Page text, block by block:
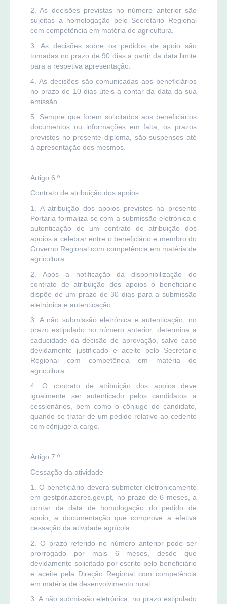
2. As decisões previstas no número anterior são
sujeitas a homologação pelo Secretário Regional
com competência em matéria de agricultura.
3. As decisões sobre os pedidos de apoio são
tomadas no prazo de 90 dias a partir da data limite
para a respetiva apresentação.
4. As decisões são comunicadas aos beneficiários
no prazo de 10 dias úteis a contar da data da sua
emissão.
5. Sempre que forem solicitados aos beneficiários
documentos ou informações em falta, os prazos
previstos no presente diploma, são suspensos até
à apresentação dos mesmos.
Artigo 6.º
Contrato de atribuição dos apoios
1. A atribuição dos apoios previstos na presente
Portaria formaliza-se com a submissão eletrónica e
autenticação de um contrato de atribuição dos
apoios a celebrar entre o beneficiário e membro do
Governo Regional com competência em matéria de
agricultura.
2. Após a notificação da disponibilização do
contrato de atribuição dos apoios o beneficiário
dispõe de um prazo de 30 dias para a submissão
eletrónica e autenticação.
3. A não submissão eletrónica e autenticação, no
prazo estipulado no número anterior, determina a
caducidade da decisão de aprovação, salvo caso
devidamente justificado e aceite pelo Secretário
Regional com competência em matéria de
agricultura.
4. O contrato de atribuição dos apoios deve
igualmente ser autenticado pelos candidatos a
cessionários, bem como o cônjuge do candidato,
quando se tratar de um pedido relativo ao cedente
com cônjuge a cargo.
Artigo 7.º
Cessação da atividade
1. O beneficiário deverá submeter eletronicamente
em gestpdr.azores.gov.pt, no prazo de 6 meses, a
contar da data de homologação do pedido de
apoio, a documentação que comprove a efetiva
cessação da atividade agrícola.
2. O prazo referido no número anterior pode ser
prorrogado por mais 6 meses, desde que
devidamente solicitado por escrito pelo beneficiário
e aceite pela Direção Regional com competência
em matéria de desenvolvimento rural.
3. A não submissão eletrónica, no prazo estipulado